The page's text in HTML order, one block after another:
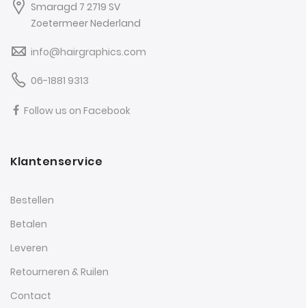
Smaragd 7 2719 SV
Zoetermeer Nederland
info@hairgraphics.com
06-1881 9313
Follow us on Facebook
Klantenservice
Bestellen
Betalen
Leveren
Retourneren & Ruilen
Contact